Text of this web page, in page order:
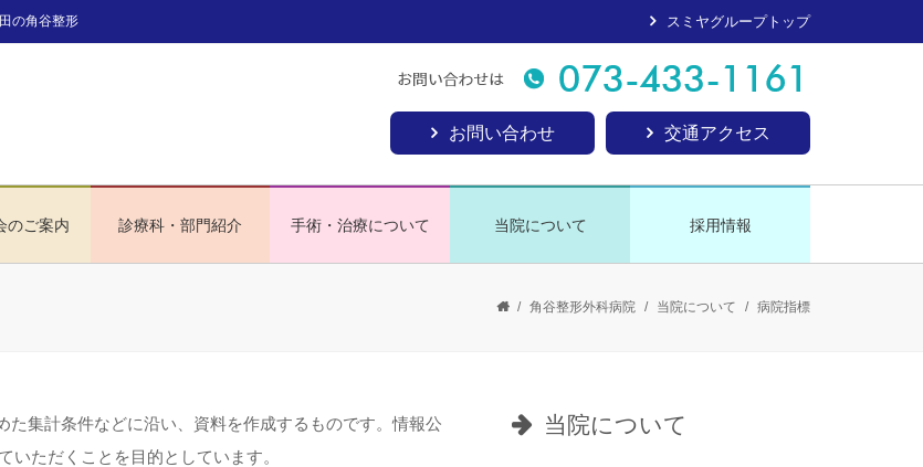
の角谷整形 スミヤグループトップ
お問い合わせ 交通アクセス
のご案内 診療科・部門紹介 手術・治療について 当院について 採用情報
/ 角谷整形外科病院 / 当院について / 病院指標
集計条件などに沿い、資料を作成するものです。情報公
ただくことを目的としています。
当院について